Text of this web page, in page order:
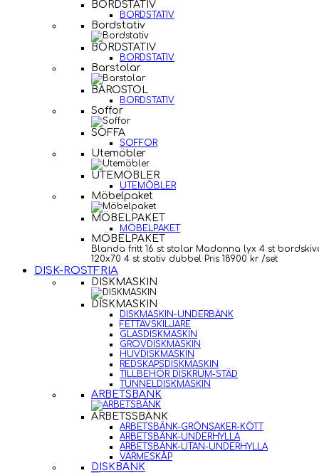
BORDSTATIV
BORDSTATIV
Bordstativ
BORDSTATIV
BORDSTATIV
Barstolar
BAROSTOL
BORDSTATIV
Soffor
SOFFA
SOFFOR
Utemöbler
UTEMÖBLER
UTEMÖBLER
Möbelpaket
MÖBELPAKET
MÖBELPAKET
MÖBELPAKET
Blanda fritt 16 st stolar Madonna lyx 4 st
120x70 4 st stativ dubbel Pris 18900 kr /set
DISK-ROSTFRIA
DISKMASKIN
DISKMASKIN
DISKMASKIN-UNDERBÄNK
FETTAVSKILJARE
GLASDISKMASKIN
GROVDISKMASKIN
HUVDISKMASKIN
REDSKAPSDISKMASKIN
TILLBEHÖR DISKRUM-STÄD
TUNNELDISKMASKIN
ARBETSBÄNK
ARBETSSBÄNK
ARBETSBÄNK-GRÖNSAKER-KÖTT
ARBETSBÄNK-UNDERHYLLA
ARBETSBÄNK-UTAN-UNDERHYLLA
VÄRMESKÅP
DISKBÄNK